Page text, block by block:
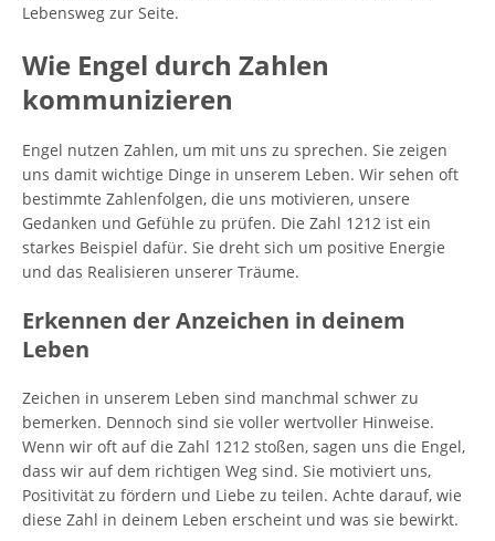
Lebensweg zur Seite.
Wie Engel durch Zahlen
kommunizieren
Engel nutzen Zahlen, um mit uns zu sprechen. Sie zeigen
uns damit wichtige Dinge in unserem Leben. Wir sehen oft
bestimmte Zahlenfolgen, die uns motivieren, unsere
Gedanken und Gefühle zu prüfen. Die Zahl 1212 ist ein
starkes Beispiel dafür. Sie dreht sich um positive Energie
und das Realisieren unserer Träume.
Erkennen der Anzeichen in deinem
Leben
Zeichen in unserem Leben sind manchmal schwer zu
bemerken. Dennoch sind sie voller wertvoller Hinweise.
Wenn wir oft auf die Zahl 1212 stoßen, sagen uns die Engel,
dass wir auf dem richtigen Weg sind. Sie motiviert uns,
Positivität zu fördern und Liebe zu teilen. Achte darauf, wie
diese Zahl in deinem Leben erscheint und was sie bewirkt.